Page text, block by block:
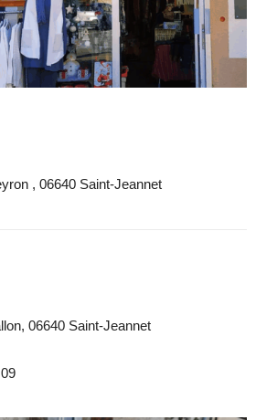
, 06640 Saint-Jeannet
06640 Saint-Jeannet